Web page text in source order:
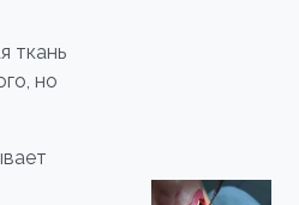
ткань
но